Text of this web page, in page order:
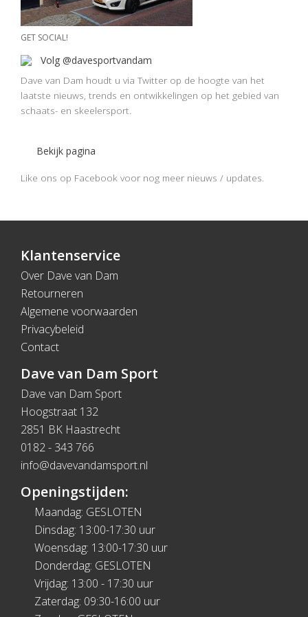
GET SOCIAL!
Volg @davesportvandam
Dave van Dam houdt u via Twitter op de hoogte van het
laatste nieuws, trends en ontwikkelingen op het gebied van
schaats- en skeelersport.
Bekijk pagina
Like ons op Facebook voor nog meer nieuws / updates.
Klantenservice
Over Dave van Dam
Retourneren
Algemene voorwaarden
Privacybeleid
Contact
Dave van Dam Sport
Dave van Dam Sport
Hoogstraat 132
2851 BK Haastrecht
0182 - 343 766
info@davevandamsport.nl
Openingstijden:
Maandag: GESLOTEN
Dinsdag: 13:00-17:30 uur
Woensdag: 13:00-17:30 uur
Donderdag: GESLOTEN
Vrijdag: 13:00 - 17:30 uur
Zaterdag: 09:30-16:00 uur